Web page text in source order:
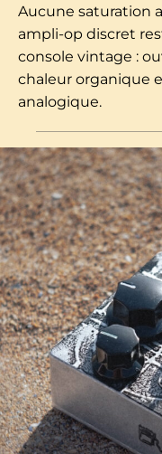
Aucune saturation
ampli-op discret
console vintage :
chaleur organique
analogique.